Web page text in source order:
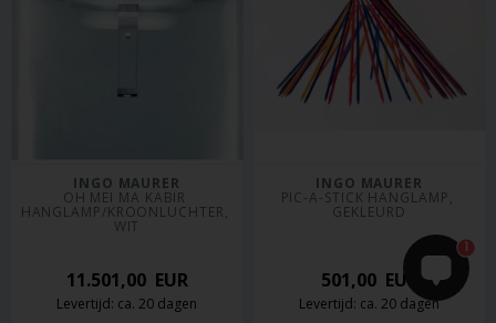
INGO MAURER
OH MEI MA KABIR
HANGLAMP/KROONLUCHTER,
WIT
11.501,00EUR
Levertijd: ca. 20 dagen
INGO MAURER
PIC-A-STICK HANGLAMP,
GEKLEURD
501,00EUR
Levertijd: ca. 20 dagen
1